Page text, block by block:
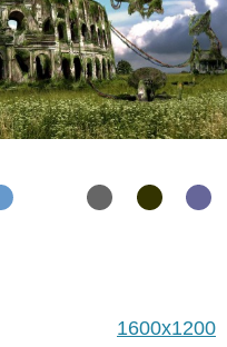
1600x1200